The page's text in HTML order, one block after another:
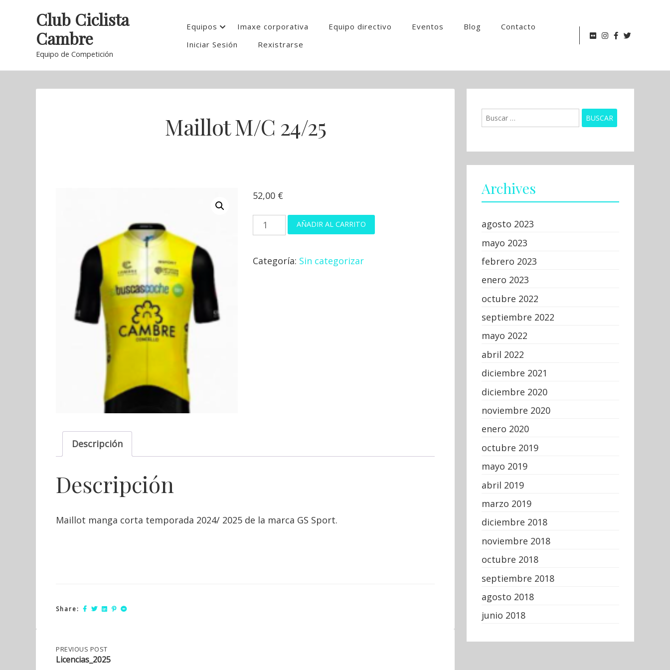
Club Ciclista
Cambre
Equipo de Competición
Equipos Imaxe corporativa Equipo directivo Eventos Blog
Contacto
Iniciar Sesión
Rexistrarse
Maillot M/C 24/25
52,00 €
Maillot
M/C
cantidad
AÑADIR AL CARRITO
Categoría: Sin categorizar
Descripción
Descripción
Maillot manga corta temporada 2024/ 2025 de la marca GS Sport.
Share:
Post
PREVIOUS
POST:
LICENCIAS_2025
PREVIOUS POST
Licencias_2025
Archives
agosto 2023
mayo 2023
febrero 2023
enero 2023
octubre 2022
septiembre 2022
mayo 2022
abril 2022
diciembre 2021
diciembre 2020
noviembre 2020
enero 2020
octubre 2019
mayo 2019
abril 2019
marzo 2019
diciembre 2018
noviembre 2018
octubre 2018
septiembre 2018
agosto 2018
junio 2018